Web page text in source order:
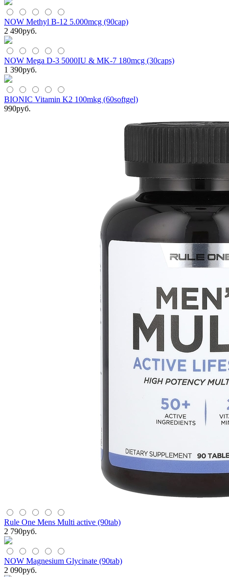
NOW Methyl B-12 5.000mcg (90cap)
2 490руб.
NOW Mega D-3 5000IU & MK-7 180mcg (30caps)
1 390руб.
BIONIC Vitamin K2 100mkg (60softgel)
990руб.
Rule One Mens Multi active (90tab)
2 790руб.
NOW Magnesium Glycinate (90tab)
2 090руб.